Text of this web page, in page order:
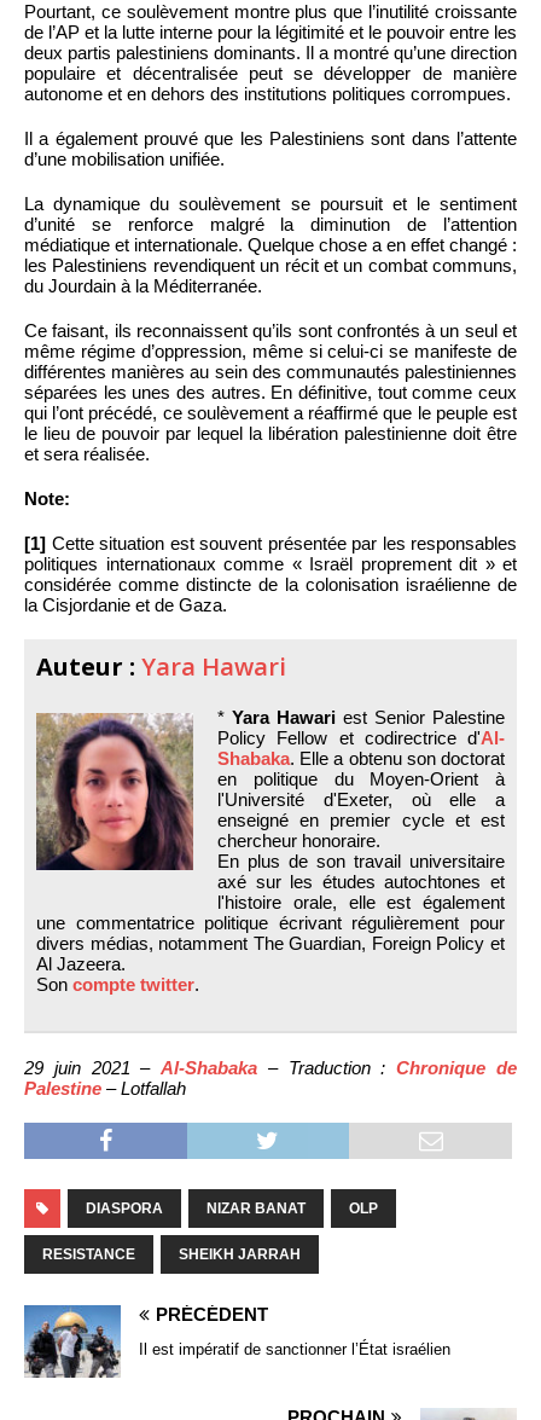
Pourtant, ce soulèvement montre plus que l’inutilité croissante
de l’AP et la lutte interne pour la légitimité et le pouvoir entre les
deux partis palestiniens dominants. Il a montré qu’une direction
populaire et décentralisée peut se développer de manière
autonome et en dehors des institutions politiques corrompues.
Il a également prouvé que les Palestiniens sont dans l’attente
d’une mobilisation unifiée.
La dynamique du soulèvement se poursuit et le sentiment
d’unité se renforce malgré la diminution de l’attention
médiatique et internationale. Quelque chose a en effet changé :
les Palestiniens revendiquent un récit et un combat communs,
du Jourdain à la Méditerranée.
Ce faisant, ils reconnaissent qu’ils sont confrontés à un seul et
même régime d’oppression, même si celui-ci se manifeste de
différentes manières au sein des communautés palestiniennes
séparées les unes des autres. En définitive, tout comme ceux
qui l’ont précédé, ce soulèvement a réaffirmé que le peuple est
le lieu de pouvoir par lequel la libération palestinienne doit être
et sera réalisée.
Note:
[1] Cette situation est souvent présentée par les responsables
politiques internationaux comme « Israël proprement dit » et
considérée comme distincte de la colonisation israélienne de
la Cisjordanie et de Gaza.
Auteur : Yara Hawari
* Yara Hawari est Senior Palestine
Policy Fellow et codirectrice d'Al-
Shabaka. Elle a obtenu son doctorat
en politique du Moyen-Orient à
l'Université d'Exeter, où elle a
enseigné en premier cycle et est
chercheur honoraire.
En plus de son travail universitaire
axé sur les études autochtones et
l'histoire orale, elle est également
une commentatrice politique écrivant régulièrement pour
divers médias, notamment The Guardian, Foreign Policy et
Al Jazeera.
Son compte twitter.
29 juin 2021 –Al-Shabaka – Traduction :Chronique de
Palestine – Lotfallah
DIASPORA NIZAR BANAT OLP
RESISTANCE SHEIKH JARRAH
PRÉCÉDENT
Il est impératif de sanctionner l’État israélien